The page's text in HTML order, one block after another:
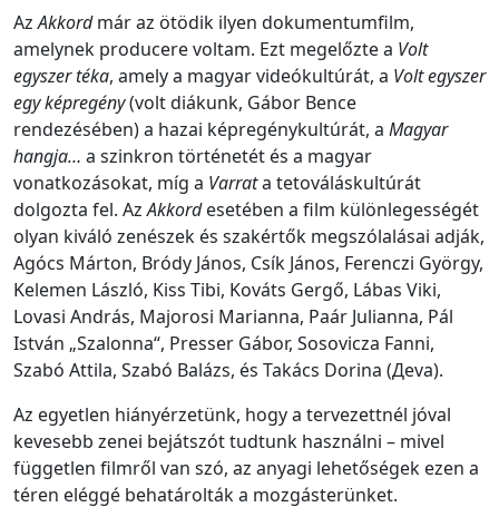
AzAkkordmár az ötödik ilyen dokumentumfilm,
amelynek producere voltam. Ezt megelőzte a Volt
egyszer téka, amely a magyar videókultúrát, a Volt egyszer
egy képregény(volt diákunk, Gábor Bence
rendezésében) a hazai képregénykultúrát, a Magyar
hangja… a szinkron történetét és a magyar
vonatkozásokat, míg a Varrata tetováláskultúrát
dolgozta fel. AzAkkordesetében a film különlegességét
olyan kiváló zenészek és szakértők megszólalásai adják,
Agócs Márton, Bródy János, Csík János, Ferenczi György,
Kelemen László, Kiss Tibi, Kováts Gergő, Lábas Viki,
Lovasi András, Majorosi Marianna, Paár Julianna, Pál
István „Szalonna“, Presser Gábor, Sosovicza Fanni,
Szabó Attila, Szabó Balázs, és Takács Dorina (Дeva).
Az egyetlen hiányérzetünk, hogy a tervezettnél jóval
kevesebb zenei bejátszót tudtunk használni – mivel
független filmről van szó, az anyagi lehetőségek ezen a
téren eléggé behatárolták a mozgásterünket.